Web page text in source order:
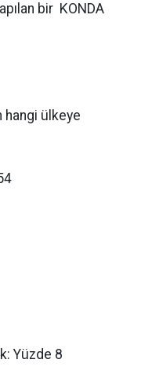
bir KONDA
hangi ülkeye
Yüzde 8